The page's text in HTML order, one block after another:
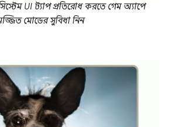
UI ট্যাপ প্রতিরোধ করতে গেম অ্যাপে
মোডের সুবিধা নিন